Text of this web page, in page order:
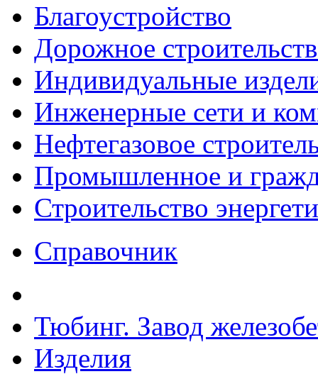
Благоустройство
Дорожное
Индивидуальные
Инженерные сети и
Нефтегазовое
Промышленное и
Строительство
Справочник
Тюбинг. Завод
Изделия